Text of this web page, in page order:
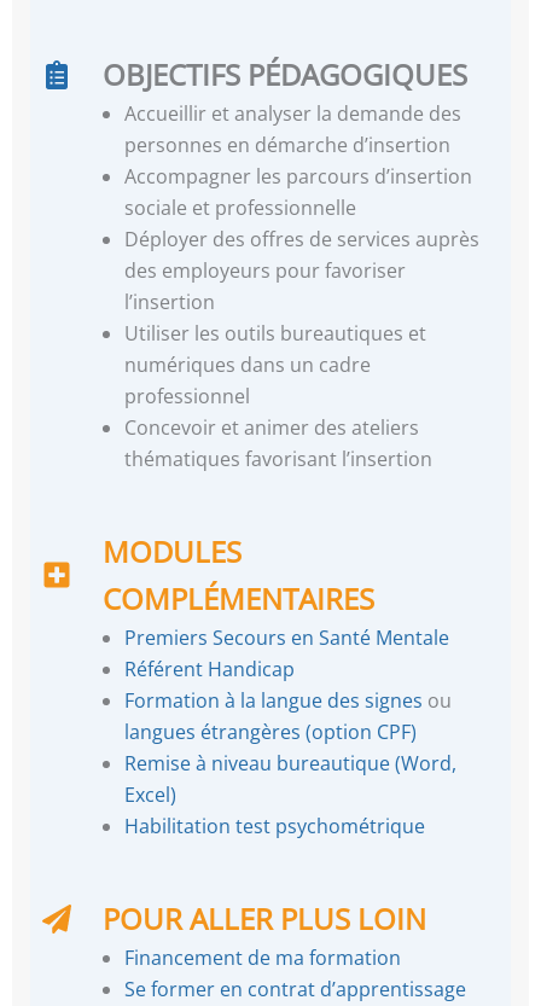
OBJECTIFS PÉDAGOGIQUES
Accueillir et analyser la demande des
personnes en démarche d’insertion
Accompagner les parcours d’insertion
sociale et professionnelle
Déployer des offres de services auprès
des employeurs pour favoriser
l’insertion
Utiliser les outils bureautiques et
numériques dans un cadre
professionnel
Concevoir et animer des ateliers
thématiques favorisant l’insertion
MODULES
COMPLÉMENTAIRES
Premiers Secours en Santé Mentale
Référent Handicap
Formation à la langue des signes ou
langues étrangères (option CPF)
Remise à niveau bureautique (Word,
Excel)
Habilitation test psychométrique
POUR ALLER PLUS LOIN
Financement de ma formation
Se former en contrat d’apprentissage